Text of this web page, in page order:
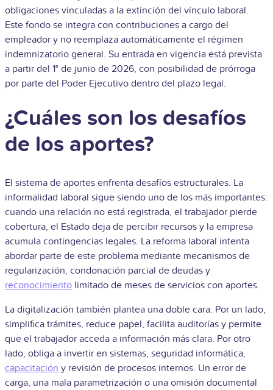
obligaciones vinculadas a la extinción del vínculo laboral.
Este fondo se integra con contribuciones a cargo del
empleador y no reemplaza automáticamente el régimen
indemnizatorio general. Su entrada en vigencia está prevista
a partir del 1° de junio de 2026, con posibilidad de prórroga
por parte del Poder Ejecutivo dentro del plazo legal.
¿Cuáles son los desafíos
de los aportes?
El sistema de aportes enfrenta desafíos estructurales. La
informalidad laboral sigue siendo uno de los más importantes:
cuando una relación no está registrada, el trabajador pierde
cobertura, el Estado deja de percibir recursos y la empresa
acumula contingencias legales. La reforma laboral intenta
abordar parte de este problema mediante mecanismos de
regularización, condonación parcial de deudas y
reconocimiento limitado de meses de servicios con aportes.
La digitalización también plantea una doble cara. Por un lado,
simplifica trámites, reduce papel, facilita auditorías y permite
que el trabajador acceda a información más clara. Por otro
lado, obliga a invertir en sistemas, seguridad informática,
capacitación y revisión de procesos internos. Un error de
carga, una mala parametrización o una omisión documental